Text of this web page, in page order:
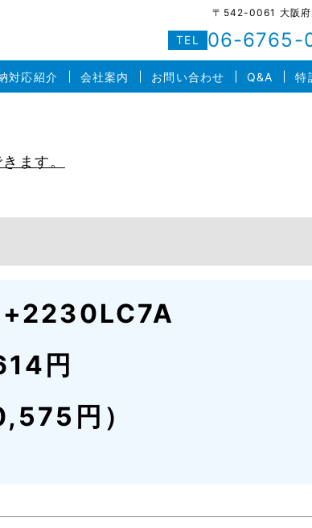
対応紹介 会社案内 お問い合わせ Q&A 特
〒542-0061 大阪府
TEL 06-6765-
ます。
円
円）